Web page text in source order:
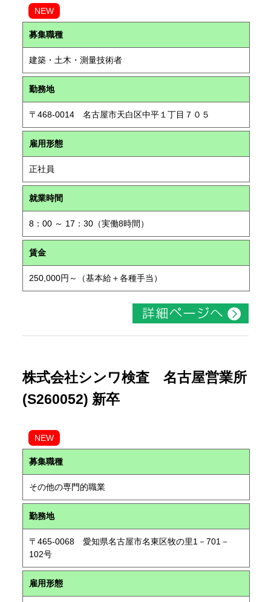
NEW
募集職種
建築・土木・測量技術者
勤務地
〒468-0014 名古屋市天白区中平１丁目７０５
雇用形態
正社員
就業時間
8：00 ～ 17：30（実働8時間）
賃金
250,000円～（基本給＋各種手当）
株式会社シンワ検査 名古屋営業所
(S260052) 新卒
NEW
募集職種
その他の専門的職業
勤務地
〒465-0068 愛知県名古屋市名東区牧の里1－701－
102号
雇用形態